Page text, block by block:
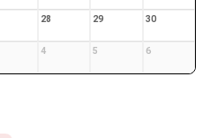
28 29 30
4 5 6